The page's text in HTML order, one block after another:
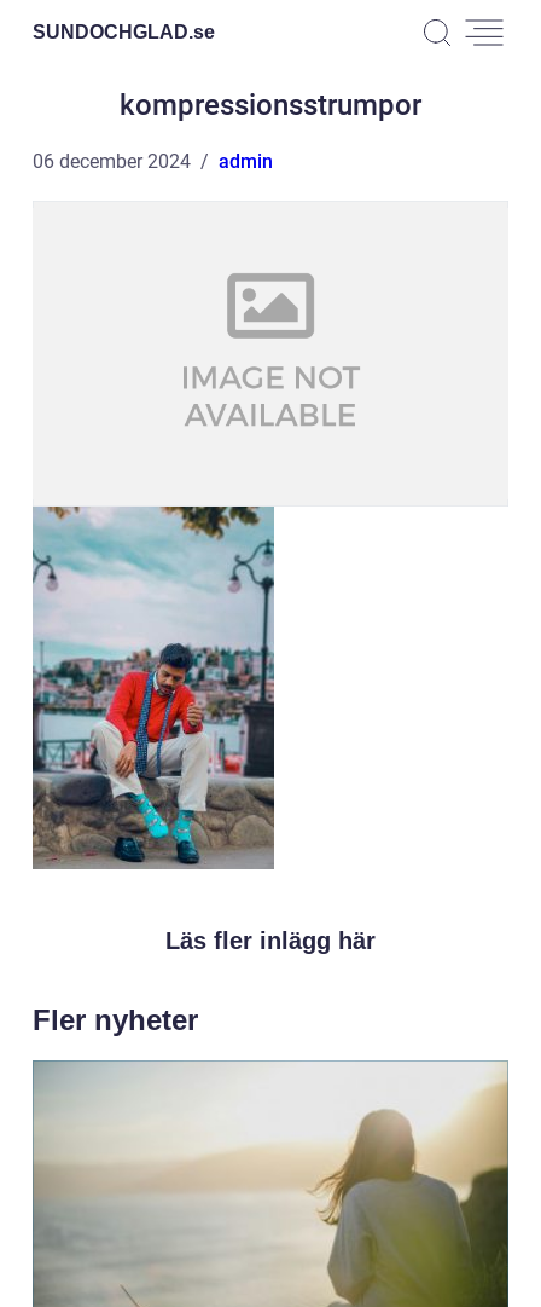
SUNDOCHGLAD.se
kompressionsstrumpor
06 december 2024 admin
Läs fler inlägg här
Fler nyheter